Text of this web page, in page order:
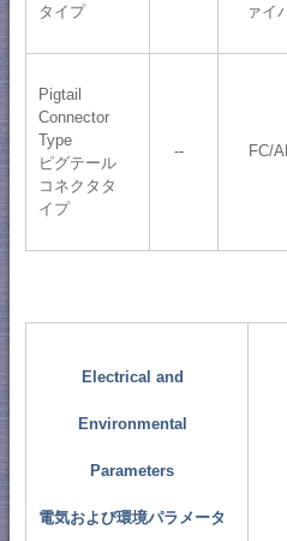
タイプ
ァイ
Pigtail
Connector
Type
ピグテール
コネクタタ
イプ
-- FC/
Electrical and
Environmental
Parameters
電気および環境パラメータ